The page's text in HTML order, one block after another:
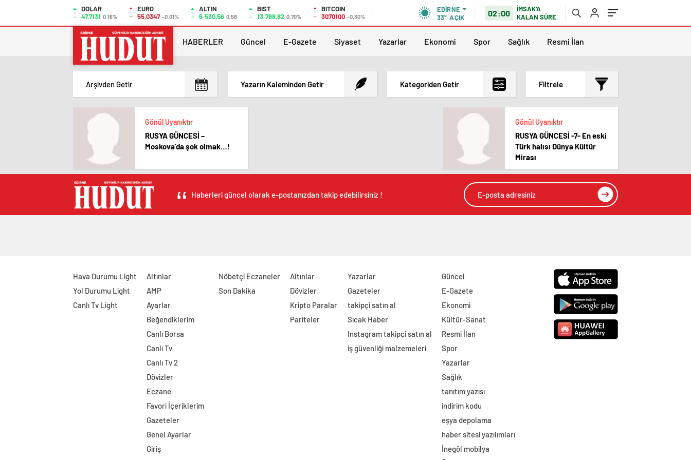
DOLAR
47,7131 0.16%
EURO
55,0347 -0.01%
ALTIN
6.530,56 0,58
BIST
13.798,82 0,70%
BITCOIN
3070100 -0,30%
EDIRNE
33° AÇIK 02:00
İMSAK'A
KALAN SÜRE
HABERLER Güncel E-Gazete Siyaset Yazarlar Ekonomi Spor Sağlık Resmi İlan
Yazarın Kaleminden Getir Kategoriden Getir Filtrele
En çok okunanlar
En az okunanlar
Yorum Sayısına Göre
En eskiler
Gönül Uyanıktır
RUSYA GÜNCESİ –
Moskova’da şok olmak…!
Gönül Uyanıktır
RUSYA GÜNCESİ -7- En eski
Türk halısı Dünya Kültür
Mirası
Haberleri güncel olarak e-postanızdan takip edebilirsiniz !
Hava Durumu Light
Yol Durumu Light
Canlı Tv Light
Altınlar
AMP
Ayarlar
Beğendiklerim
Canlı Borsa
Canlı Tv
Canlı Tv 2
Dövizler
Eczane
Favori İçeriklerim
Gazeteler
Genel Ayarlar
Giriş
Nöbetçi Eczaneler
Son Dakika
Altınlar
Dövizler
Kripto Paralar
Pariteler
Yazarlar
Gazeteler
takipçi satın al
Sıcak Haber
Instagram takipçi satın al
iş güvenliği malzemeleri
Güncel
E-Gazete
Ekonomi
Kültür-Sanat
Resmi İlan
Spor
Yazarlar
Sağlık
tanıtım yazısı
indirim kodu
eşya depolama
haber sitesi yazılımları
İnegöl mobilya